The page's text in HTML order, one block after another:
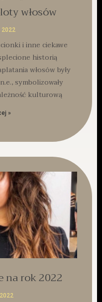
włosów
2022
i inne ciekawe
historią
włosów były
symbolizowały
kulturową
»
na rok 2022